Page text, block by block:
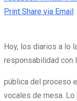
Print Share via Email
Hoy, los diarios a lo
responsabilidad con
pública del proceso
vocales de mesa. Lo